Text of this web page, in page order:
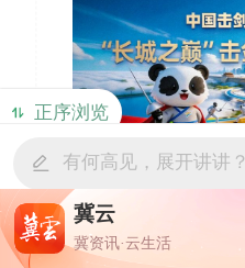
正序浏览
有何高见，展开讲讲？
冀云
冀资讯·云生活